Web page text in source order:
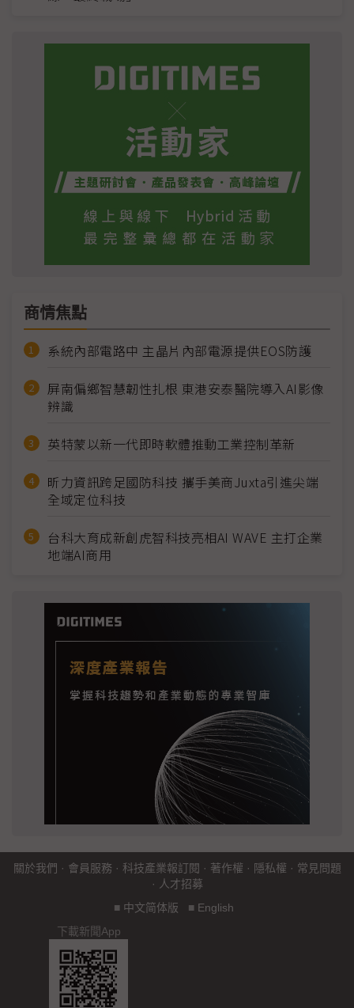
商情焦點
系統內部電路中 主晶片內部電源提供EOS防護
屏南偏鄉智慧韌性扎根 東港安泰醫院導入AI影像
辨識
英特蒙以新一代即時軟體推動工業控制革新
昕力資訊跨足國防科技 攜手美商Juxta引進尖端
全域定位科技
台科大育成新創虎智科技亮相AI WAVE 主打企業
地端AI商用
關於我們 · 會員服務 · 科技產業報訂閱 · 著作權 · 隱私權 · 常見問題
· 人才招募
■ 中文简体版 ■ English
下載新聞App